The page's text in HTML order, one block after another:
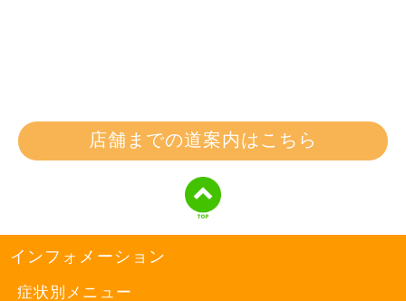
店舗までの道案内はこちら
インフォメーション
症状別メニュー